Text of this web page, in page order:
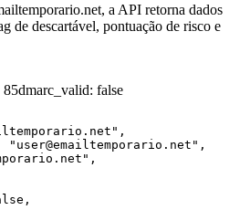
a API retorna dados
de descartável, pontuação de risco e
85dmarc_valid: false
"user@emailtemporario.net",